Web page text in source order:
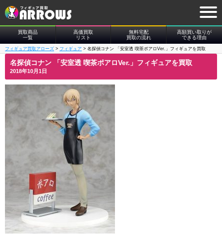
買取商品
一覧
高価買取
リスト
無料宅配
買取の流れ
高額買い取りが
できる理由
フィギュア買取アローズ > フィギュア > 名探偵コナン 「安室透 喫茶ポアロVer.」フィギュアを買取
名探偵コナン 「安室透 喫茶ポアロVer.」フィギュアを買取
2018年10月1日